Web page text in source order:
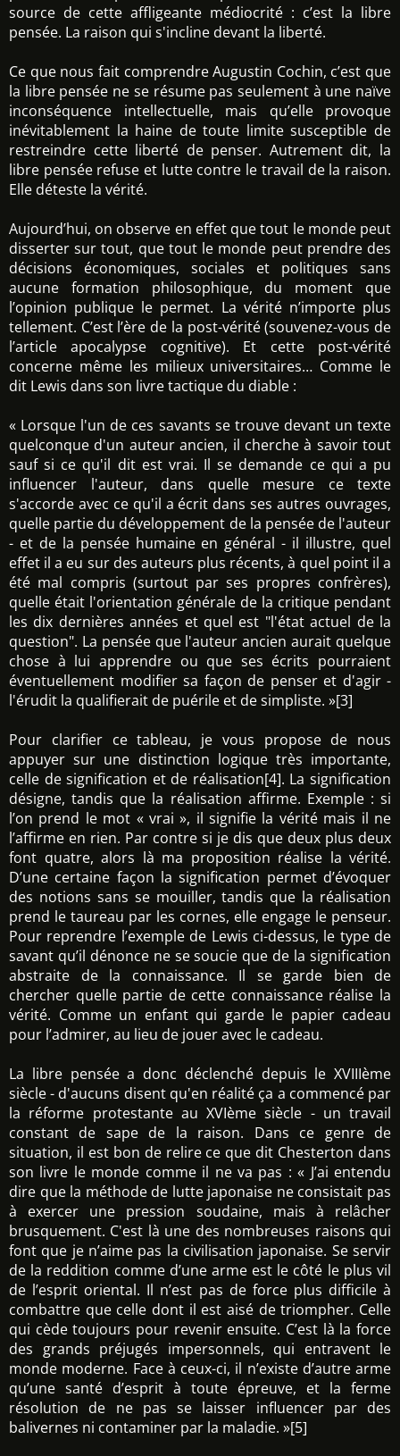
source de cette affligeante médiocrité : c’est la libre
pensée. La raison qui s'incline devant la liberté.
Ce que nous fait comprendre Augustin Cochin, c’est que
la libre pensée ne se résume pas seulement à une naïve
inconséquence intellectuelle, mais qu’elle provoque
inévitablement la haine de toute limite susceptible de
restreindre cette liberté de penser. Autrement dit, la
libre pensée refuse et lutte contre le travail de la raison.
Elle déteste la vérité.
Aujourd’hui, on observe en effet que tout le monde peut
disserter sur tout, que tout le monde peut prendre des
décisions économiques, sociales et politiques sans
aucune formation philosophique, du moment que
l’opinion publique le permet. La vérité n’importe plus
tellement. C’est l’ère de la post-vérité (souvenez-vous de
l’article apocalypse cognitive). Et cette post-vérité
concerne même les milieux universitaires… Comme le
dit Lewis dans son livre tactique du diable :
« Lorsque l'un de ces savants se trouve devant un texte
quelconque d'un auteur ancien, il cherche à savoir tout
sauf si ce qu'il dit est vrai. Il se demande ce qui a pu
influencer l'auteur, dans quelle mesure ce texte
s'accorde avec ce qu'il a écrit dans ses autres ouvrages,
quelle partie du développement de la pensée de l'auteur
- et de la pensée humaine en général - il illustre, quel
effet il a eu sur des auteurs plus récents, à quel point il a
été mal compris (surtout par ses propres confrères),
quelle était l'orientation générale de la critique pendant
les dix dernières années et quel est "l'état actuel de la
question". La pensée que l'auteur ancien aurait quelque
chose à lui apprendre ou que ses écrits pourraient
éventuellement modifier sa façon de penser et d'agir -
l'érudit la qualifierait de puérile et de simpliste. »[3]
Pour clarifier ce tableau, je vous propose de nous
appuyer sur une distinction logique très importante,
celle de signification et de réalisation[4]. La signification
désigne, tandis que la réalisation affirme. Exemple : si
l’on prend le mot « vrai », il signifie la vérité mais il ne
l’affirme en rien. Par contre si je dis que deux plus deux
font quatre, alors là ma proposition réalise la vérité.
D’une certaine façon la signification permet d’évoquer
des notions sans se mouiller, tandis que la réalisation
prend le taureau par les cornes, elle engage le penseur.
Pour reprendre l’exemple de Lewis ci-dessus, le type de
savant qu’il dénonce ne se soucie que de la signification
abstraite de la connaissance. Il se garde bien de
chercher quelle partie de cette connaissance réalise la
vérité. Comme un enfant qui garde le papier cadeau
pour l’admirer, au lieu de jouer avec le cadeau.
La libre pensée a donc déclenché depuis le XVIIIème
siècle - d'aucuns disent qu'en réalité ça a commencé par
la réforme protestante au XVIème siècle - un travail
constant de sape de la raison. Dans ce genre de
situation, il est bon de relire ce que dit Chesterton dans
son livre le monde comme il ne va pas : « J’ai entendu
dire que la méthode de lutte japonaise ne consistait pas
à exercer une pression soudaine, mais à relâcher
brusquement. C'est là une des nombreuses raisons qui
font que je n’aime pas la civilisation japonaise. Se servir
de la reddition comme d’une arme est le côté le plus vil
de l’esprit oriental. Il n’est pas de force plus difficile à
combattre que celle dont il est aisé de triompher. Celle
qui cède toujours pour revenir ensuite. C’est là la force
des grands préjugés impersonnels, qui entravent le
monde moderne. Face à ceux-ci, il n’existe d’autre arme
qu’une santé d’esprit à toute épreuve, et la ferme
résolution de ne pas se laisser influencer par des
balivernes ni contaminer par la maladie. »[5]